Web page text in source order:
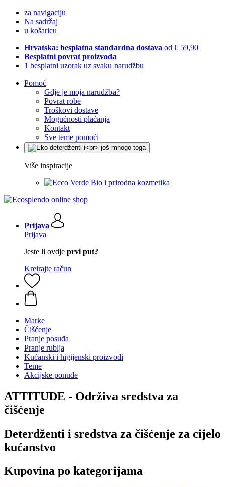
za navigaciju
Na sadržaj
u košaricu
Hrvatska: besplatna standardna dostava od € 59,90
Besplatni povrat proizvoda
1 besplatni uzorak uz svaku narudžbu
Pomoć
Gdje je moja narudžba?
Povrat robe
Troškovi dostave
Mogućnosti plaćanja
Kontakt
Sve teme pomoći
Više inspiracije
Bio i prirodna kozmetika
Prijava
Prijava
Jeste li ovdje prvi put?
Kreirajte račun
Marke
Čišćenje
Pranje posuđa
Pranje rublja
Kućanski i higijenski proizvodi
Teme
Akcijske ponude
ATTITUDE - Održiva sredstva za
čišćenje
Deterdženti i sredstva za čišćenje za cijelo
kućanstvo
Kupovina po kategorijama